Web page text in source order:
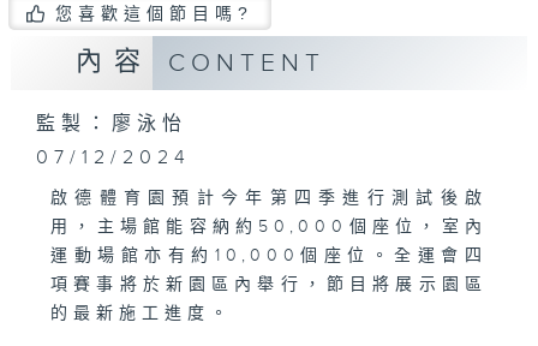
您喜歡這個節目嗎?
內容 CONTENT
監製：廖泳怡
07/12/2024
啟德體育園預計今年第四季進行測試後啟
用，主場館能容納約50,000個座位，室內
運動場館亦有約10,000個座位。全運會四
項賽事將於新園區內舉行，節目將展示園區
的最新施工進度。